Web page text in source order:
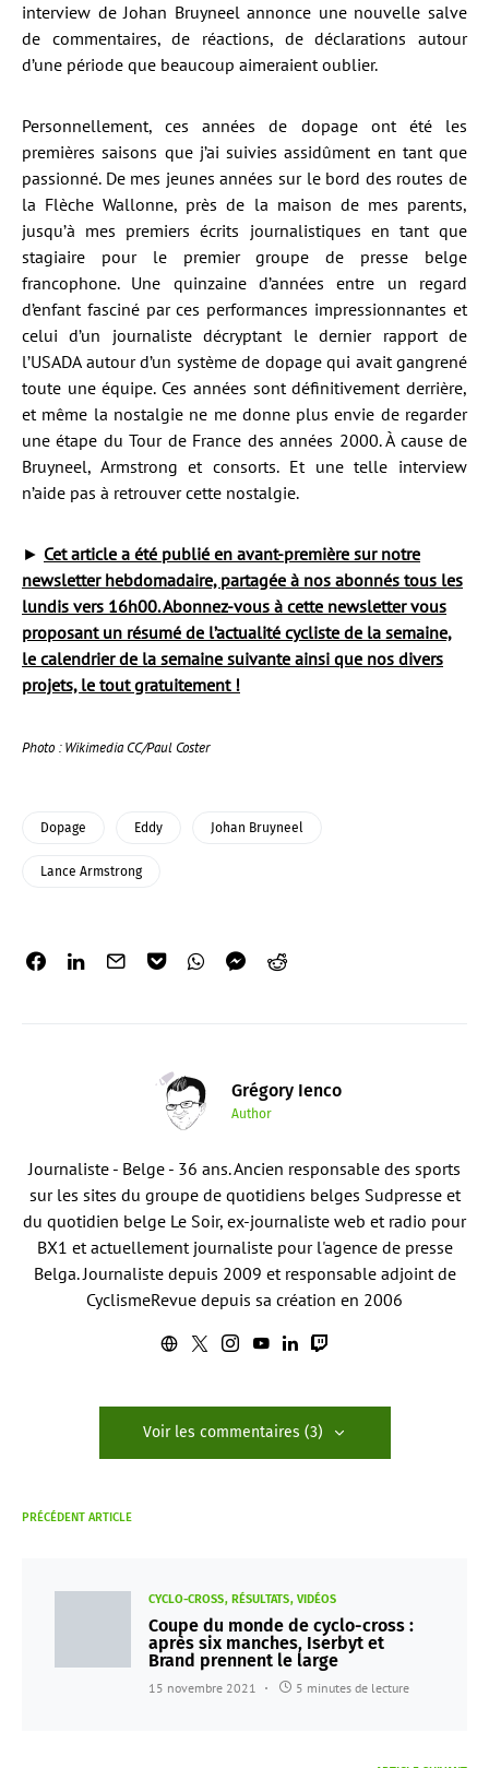
interview de Johan Bruyneel annonce une nouvelle salve
de commentaires, de réactions, de déclarations autour
d’une période que beaucoup aimeraient oublier.
Personnellement, ces années de dopage ont été les
premières saisons que j’ai suivies assidûment en tant que
passionné. De mes jeunes années sur le bord des routes de
la Flèche Wallonne, près de la maison de mes parents,
jusqu’à mes premiers écrits journalistiques en tant que
stagiaire pour le premier groupe de presse belge
francophone. Une quinzaine d’années entre un regard
d’enfant fasciné par ces performances impressionnantes et
celui d’un journaliste décryptant le dernier rapport de
l’USADA autour d’un système de dopage qui avait gangrené
toute une équipe. Ces années sont définitivement derrière,
et même la nostalgie ne me donne plus envie de regarder
une étape du Tour de France des années 2000. À cause de
Bruyneel, Armstrong et consorts. Et une telle interview
n’aide pas à retrouver cette nostalgie.
► Cet article a été publié en avant-première sur notre
newsletter hebdomadaire, partagée à nos abonnés tous les
lundis vers 16h00. Abonnez-vous à cette newsletter vous
proposant un résumé de l’actualité cycliste de la semaine,
le calendrier de la semaine suivante ainsi que nos divers
projets, le tout gratuitement !
Photo :Wikimedia CC/Paul Coster
Dopage Eddy Johan Bruyneel
Lance Armstrong
Grégory Ienco
Author
Journaliste - Belge - 36 ans. Ancien responsable des sports
sur les sites du groupe de quotidiens belges Sudpresse et
du quotidien belge Le Soir, ex-journaliste web et radio pour
BX1 et actuellement journaliste pour l'agence de presse
Belga. Journaliste depuis 2009 et responsable adjoint de
CyclismeRevue depuis sa création en 2006
Voir les commentaires (3)
PRÉCÉDENT ARTICLE
CYCLO-CROSS RÉSULTATS VIDÉOS
Coupe du monde de cyclo-cross :
après six manches, Iserbyt et
Brand prennent le large
15 novembre 2021 5 minutes de lecture